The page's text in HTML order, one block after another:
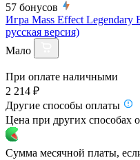
57 бонусов
Игра Mass Effect Legendary
русская версия)
Мало
При оплате наличными
2 214 ₽
Другие способы оплаты
Цена при других способах
Сумма месячной платы,